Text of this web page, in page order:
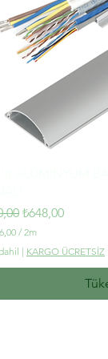
Fiyat
İndirimli Fiyat
₺648,00
/ 2m
| KARGO ÜCRETSİZ